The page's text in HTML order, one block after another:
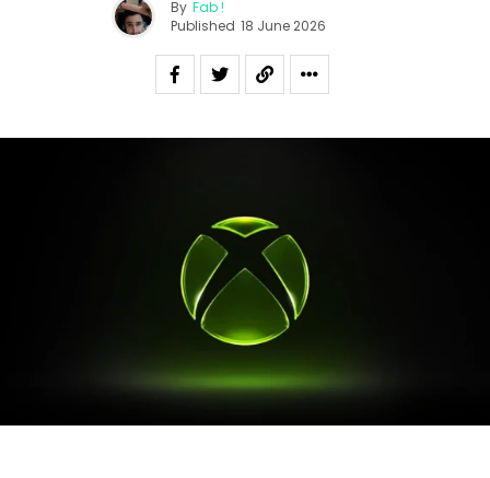
By Fab !
Published 18 June 2026